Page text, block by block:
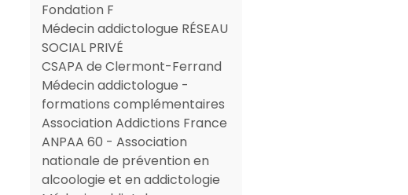
Fondation F
Médecin addictologue RÉSEAU
SOCIAL PRIVÉ
CSAPA de Clermont-Ferrand
Médecin addictologue -
formations complémentaires
Association Addictions France
ANPAA 60 - Association
nationale de prévention en
alcoologie et en addictologie